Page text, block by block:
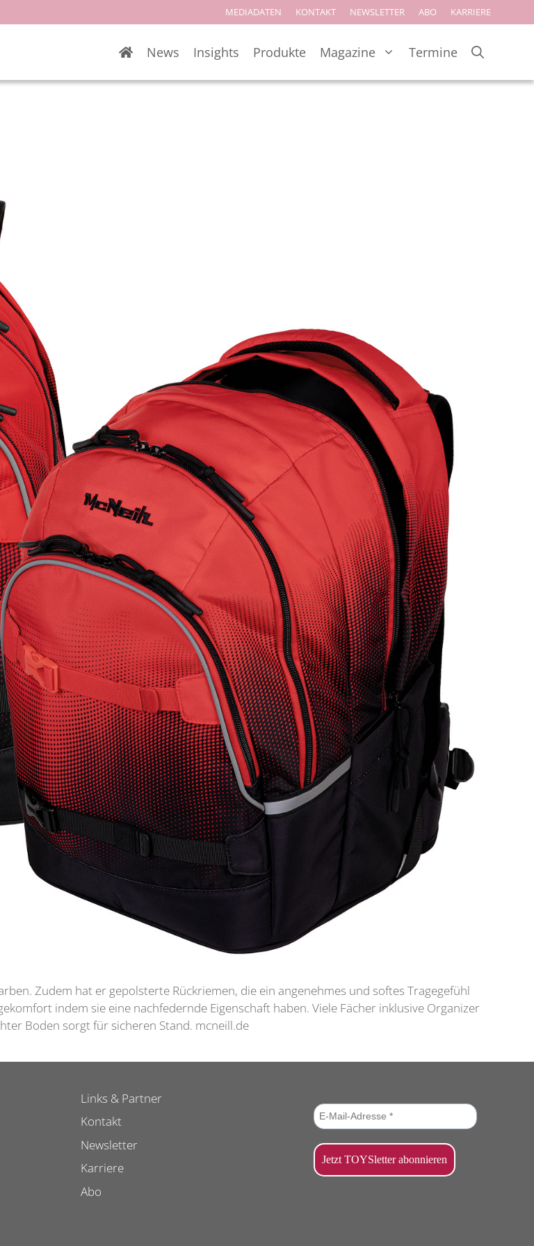
MEDIADATEN KONTAKT NEWSLETTER ABO KARRIERE
News Insights Produkte Magazine Termine
Zudem hat er gepolsterte Rückriemen, die ein angenehmes und softes Tragegefühl
indem sie eine nachfedernde Eigenschaft haben. Viele Fächer inklusive Organizer
Boden sorgt für sicheren Stand. mcneill.de
Links & Partner
Kontakt
Newsletter
Karriere
Abo